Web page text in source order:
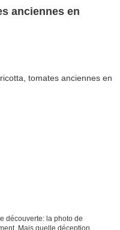
anciennes en
découverte: la photo de
Mais quelle déception